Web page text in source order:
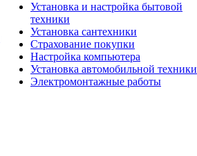
Установка и настройка бытовой
техники
Установка сантехники
Страхование покупки
Настройка компьютера
Установка автомобильной техники
Электромонтажные работы